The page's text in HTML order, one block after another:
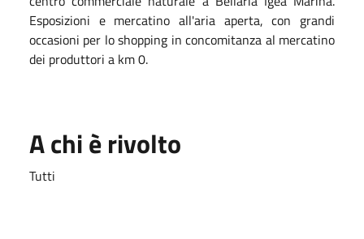
Esposizioni e mercatino all'aria aperta, con grandi
occasioni per lo shopping in concomitanza al mercatino
dei produttori a km 0.
A chi è rivolto
Tutti